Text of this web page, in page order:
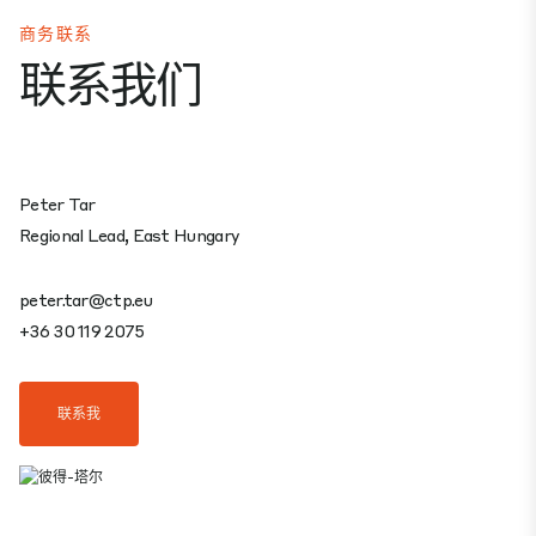
商务联系
联系我们
Peter Tar
Regional Lead, East Hungary
peter.tar@ctp.eu
+36 30 119 2075
联系我